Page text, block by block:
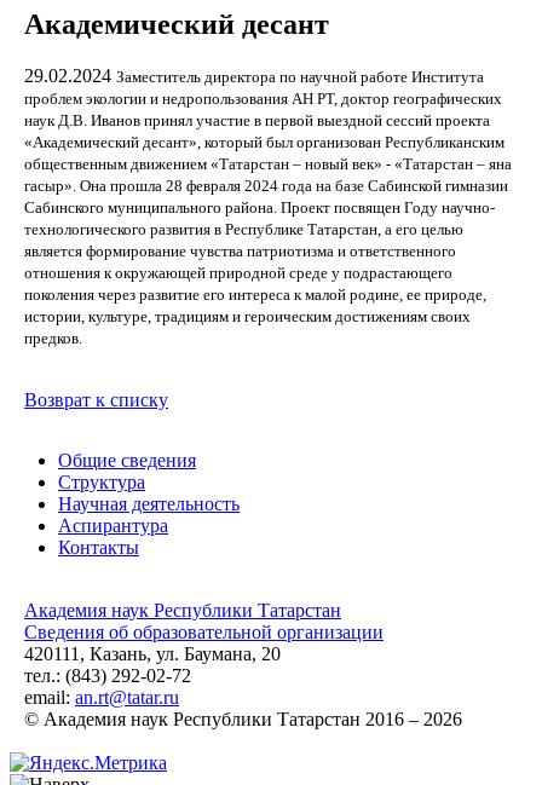
Академический десант
29.02.2024 Заместитель директора по научной работе Института
проблем экологии и недропользования АН РТ, доктор географических
наук Д.В. Иванов принял участие в первой выездной сессий проекта
«Академический десант», который был организован Республиканским
общественным движением «Татарстан – новый век» - «Татарстан – яна
гасыр». Она прошла 28 февраля 2024 года на базе Сабинской гимназии
Сабинского муниципального района. Проект посвящен Году научно-
технологического развития в Республике Татарстан, а его целью
является формирование чувства патриотизма и ответственного
отношения к окружающей природной среде у подрастающего
поколения через развитие его интереса к малой родине, ее природе,
истории, культуре, традициям и героическим достижениям своих
предков.
Возврат к списку
Общие сведения
Структура
Научная деятельность
Аспирантура
Контакты
Академия наук Республики Татарстан
Сведения об образовательной организации
420111, Казань, ул. Баумана, 20
тел.: (843) 292-02-72
email: an.rt@tatar.ru
© Академия наук Республики Татарстан 2016 – 2026